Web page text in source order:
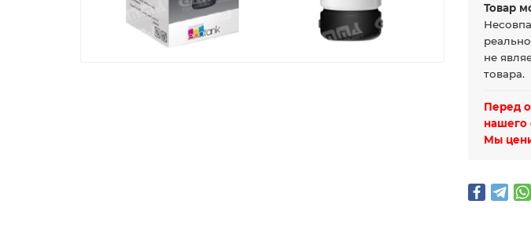
Товар
не
товара.
Перед
нашего
Мы